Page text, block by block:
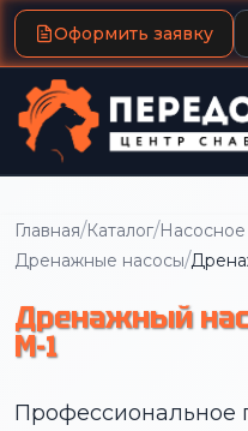
Оформить заявку
Главная/Каталог/
Дренажные насосы/
Дренажный
M-1